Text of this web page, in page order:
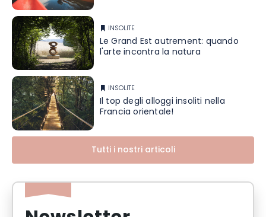
INSOLITE
Le Grand Est autrement: quando
l'arte incontra la natura
INSOLITE
Il top degli alloggi insoliti nella
Francia orientale!
Tutti i nostri articoli